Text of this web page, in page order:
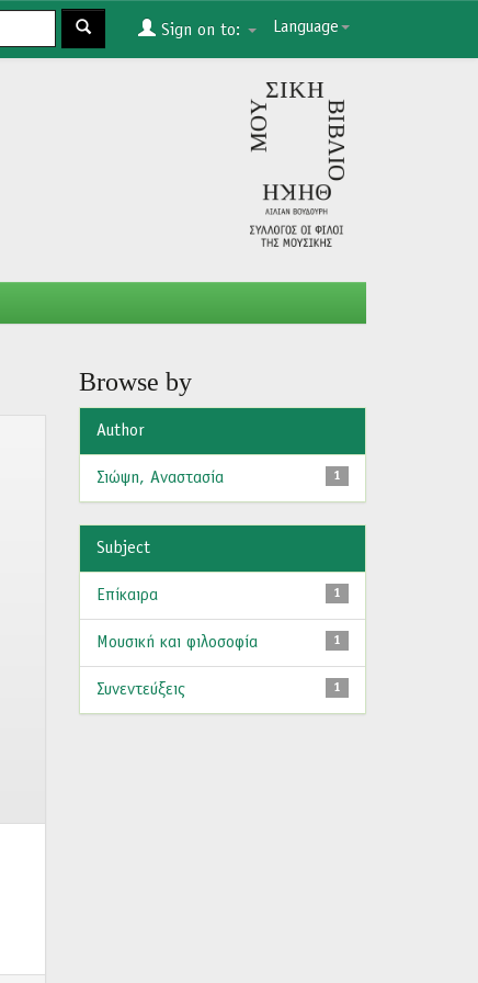
Language
Sign on to:
Browse by
Author
1
Σιώψη, Αναστασία
Subject
1
Επίκαιρα
1
Μουσική και φιλοσοφία
1
Συνεντεύξεις